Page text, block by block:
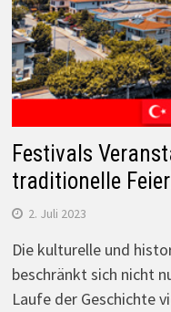
Festivals
traditionelle
2. Juli 2023
Die kulturelle und
beschränkt sich nicht
Laufe der Geschichte